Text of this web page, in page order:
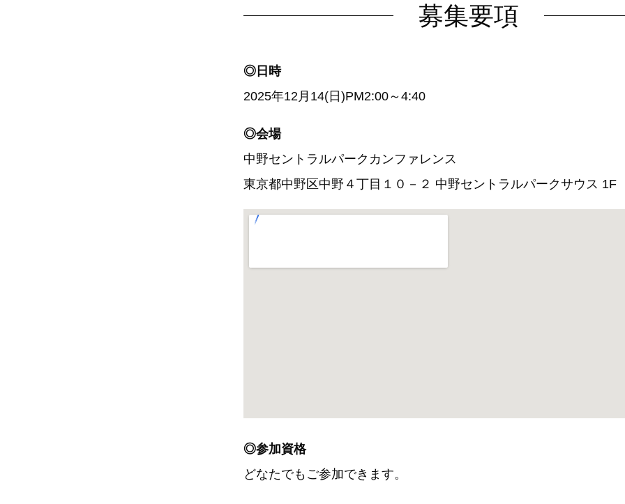
募集要項
◎日時
2025年12月14(日)PM2:00～4:40
◎会場
中野セントラルパークカンファレンス
東京都中野区中野４丁目１０－２ 中野セントラルパークサウス 1F
◎参加資格
どなたでもご参加できます。